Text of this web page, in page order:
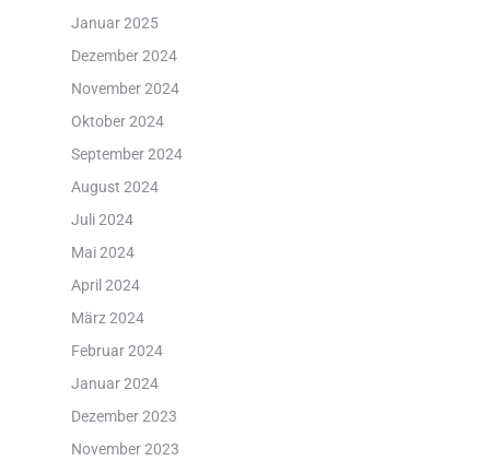
Januar 2025
Dezember 2024
November 2024
Oktober 2024
September 2024
August 2024
Juli 2024
Mai 2024
April 2024
März 2024
Februar 2024
Januar 2024
Dezember 2023
November 2023